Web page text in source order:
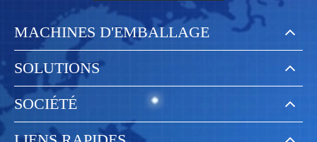
MACHINES D'EMBALLAGE
SOLUTIONS
SOCIÉTÉ